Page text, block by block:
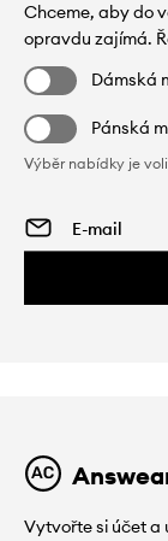
Chceme, aby do
opravdu zajímá.
Dámská
Pánská
Výběr nabídky je
Vytvořte si účet a